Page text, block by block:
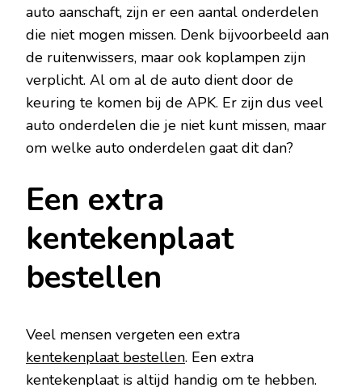
auto aanschaft, zijn er een aantal onderdelen
die niet mogen missen. Denk bijvoorbeeld aan
de ruitenwissers, maar ook koplampen zijn
verplicht. Al om al de auto dient door de
keuring te komen bij de APK. Er zijn dus veel
auto onderdelen die je niet kunt missen, maar
om welke auto onderdelen gaat dit dan?
Een extra
kentekenplaat
bestellen
Veel mensen vergeten een extra
kentekenplaat bestellen. Een extra
kentekenplaat is altijd handig om te hebben.